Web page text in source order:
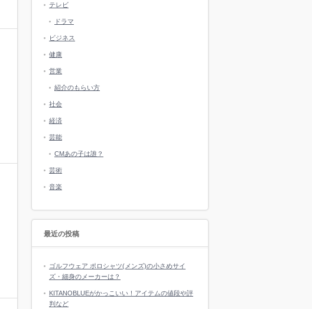
テレビ
ドラマ
ビジネス
健康
営業
紹介のもらい方
社会
経済
芸能
CMあの子は誰？
芸術
音楽
最近の投稿
ゴルフウェア ポロシャツ(メンズ)の小さめサイ
ズ・細身のメーカーは？
KITANOBLUEがかっこいい！アイテムの値段や評
判など